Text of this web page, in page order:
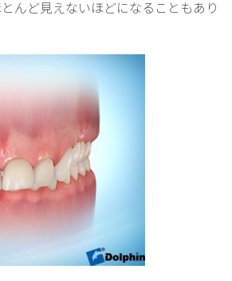
んど見えないほどになることもあり